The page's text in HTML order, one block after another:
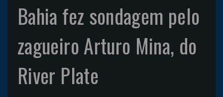
Bahia fez sondagem pelo
zagueiro Arturo Mina, do
River Plate